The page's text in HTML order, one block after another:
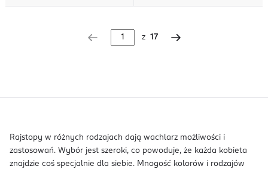
z 17
Rajstopy w różnych rodzajach dają wachlarz możliwości i
zastosowań. Wybór jest szeroki, co powoduje, że każda kobieta
znajdzie coś specjalnie dla siebie. Mnogość kolorów i rodzajów